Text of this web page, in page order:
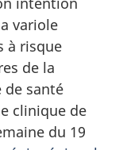
variole
à risque
de la
de santé
clinique de
du 19